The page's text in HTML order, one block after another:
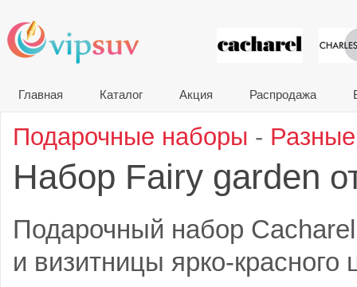
VIP
Главная Каталог Акция Распродажа
Подарочные наборы -
Набор Fairy garden
Подарочный набор
и визитницы ярко-красного